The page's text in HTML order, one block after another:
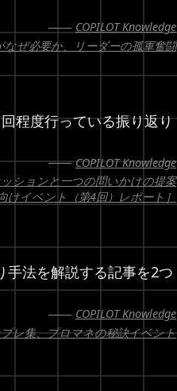
COPILOT Knowledge
ぜ必要か、リーダーの孤軍奮闘
程度行っている振り返り
COPILOT Knowledge
ションと一つの問いかけの提案
けイベント（第4回）レポート］
手法を解説する記事を2つ
COPILOT Knowledge
レ集、プロマネの秘訣イベント